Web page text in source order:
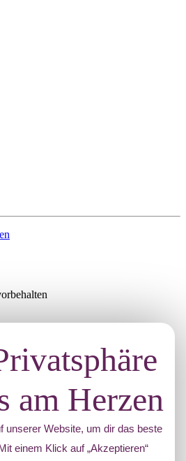
am Herzen
unserer Website, um dir das beste
einem Klick auf „Akzeptieren“